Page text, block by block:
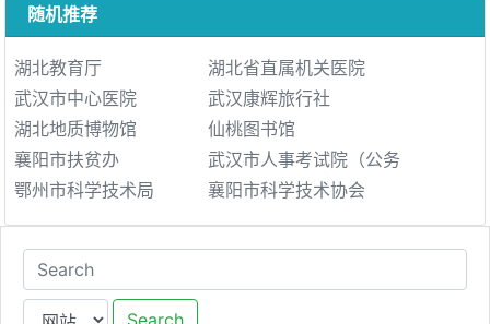
随机推荐
湖北教育厅
湖北省直属机关医院
武汉市中心医院
武汉康辉旅行社
湖北地质博物馆
仙桃图书馆
襄阳市扶贫办
武汉市人事考试院（公务
鄂州市科学技术局
襄阳市科学技术协会
Search